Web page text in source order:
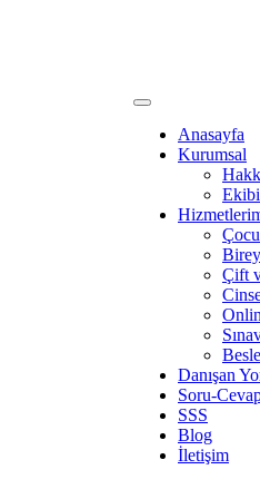
Anasayfa
Kurumsal
Çift
Danışan
Soru-
SSS
Blog
İletişim